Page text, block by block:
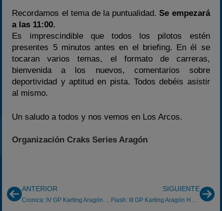
Recordamos el tema de la puntualidad.Se empezará
a las 11:00.
Es imprescindible que todos los pilotos estén
presentes 5 minutos antes en el briefing. En él se
tocaran varios temas, el formato de carreras,
bienvenida a los nuevos, comentarios sobre
deportividad y aptitud en pista. Todos debéis asistir
al mismo.
Un saludo a todos y nos vemos en Los Arcos.
Organización Craks Series Aragón
ANTERIOR SIGUIENTE